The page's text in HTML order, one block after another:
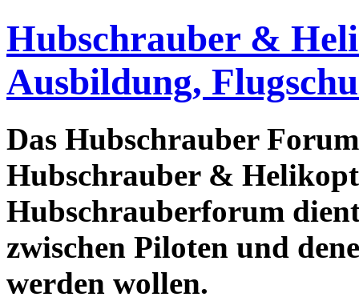
Hubschrauber &
Ausbildung,
Das Hubschrauber
Hubschrauber &
Hubschrauberforum
zwischen Piloten und
werden wollen.